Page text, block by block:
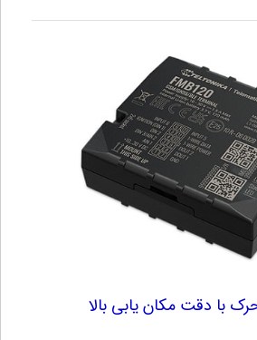
با دقت مکان یابی بالا